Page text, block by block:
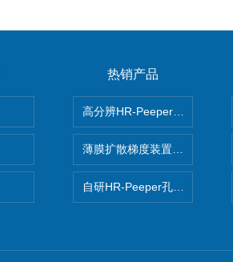
热销产品
高分辨HR-Peeper采样器孔隙
薄膜扩散梯度装置 Agl DGT
自研HR-Peeper孔隙水采样器